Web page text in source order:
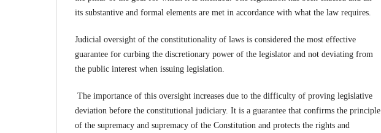
its substantive and formal elements are met in accordance with what the law requires.
Judicial oversight of the constitutionality of laws is considered the most effective
guarantee for curbing the discretionary power of the legislator and not deviating from
the public interest when issuing legislation.
The importance of this oversight increases due to the difficulty of proving legislative
deviation before the constitutional judiciary. It is a guarantee that confirms the principle
of the supremacy and supremacy of the Constitution and protects the rights and